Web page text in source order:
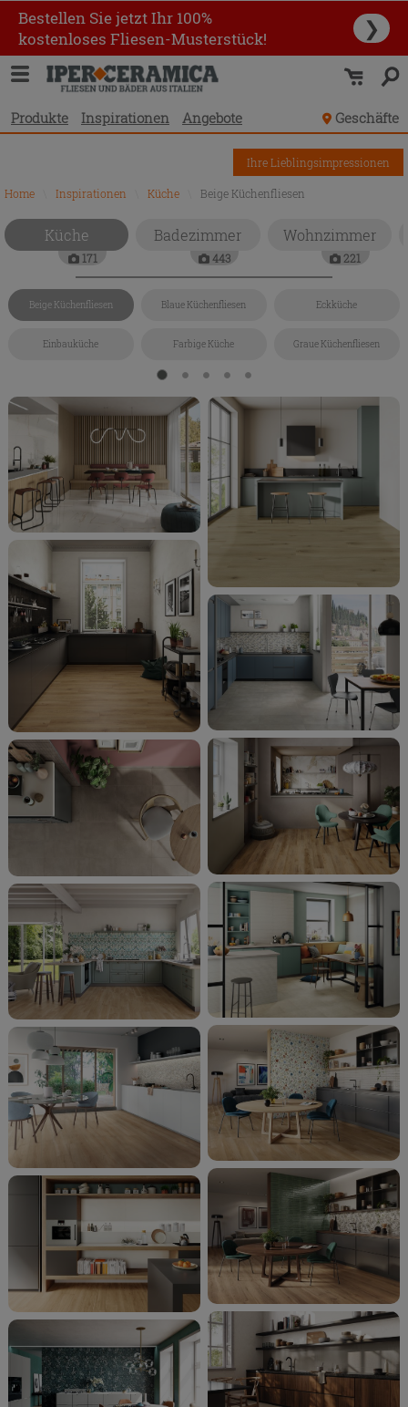
Bestellen Sie jetzt Ihr 100%
kostenloses Fliesen-Musterstück!
❯
Produkte Inspirationen Angebote Geschäfte
Home Inspirationen Küche Beige Küchenfliesen
Ihre Lieblingsimpressionen
Küche
171
Badezimmer
443
Wohnzimmer
221
Beige Küchenfliesen Blaue Küchenfliesen Eckküche
Einbauküche Farbige Küche Graue Küchenfliesen